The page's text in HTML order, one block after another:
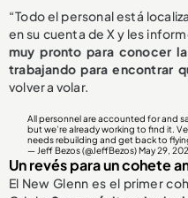
“Todo el personal está
en su cuenta de X y les
muy pronto para conocer
trabajando para encontrar
volver a volar.
All personnel are accounted for and
but we’re already working to find it.
needs rebuilding and get back to
— Jeff Bezos (@JeffBezos)May 29,
Un revés para un cohete
El New Glenn es el primer